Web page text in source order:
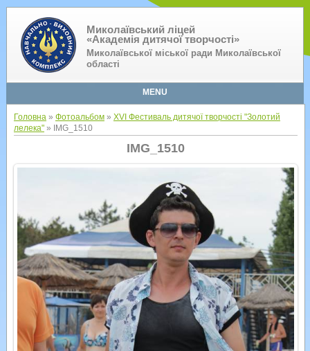
Миколаївський ліцей
«Академія дитячої творчості»
Миколаївської міської ради Миколаївської
області
MENU
Головна» Фотоальбом» XVI Фестиваль дитячої творчості "Золотий
лелека"» IMG_1510
IMG_1510